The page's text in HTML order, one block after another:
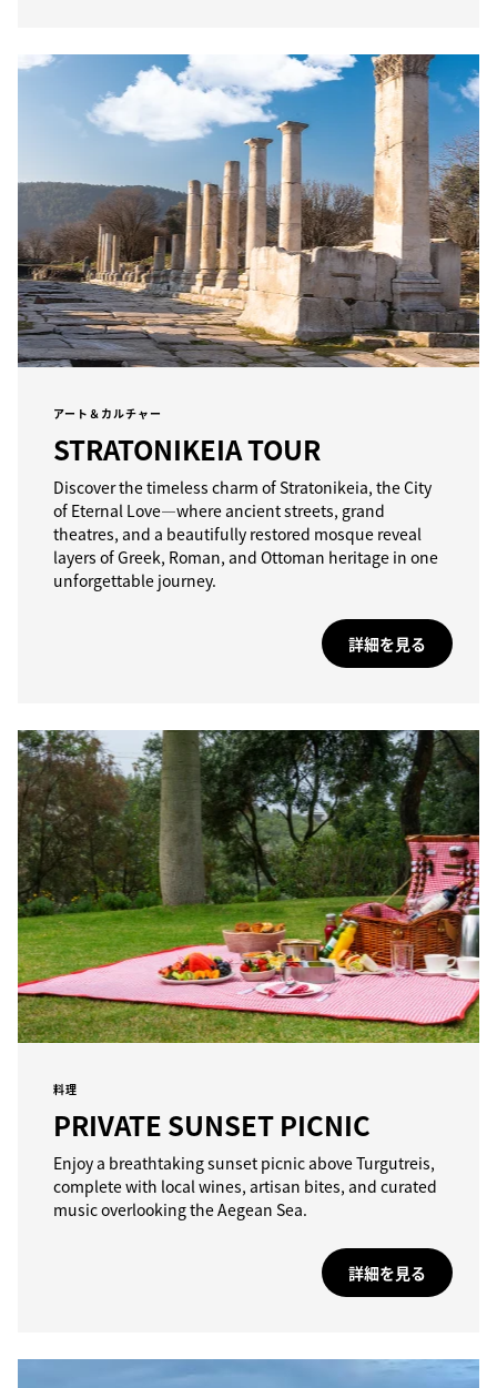
アート＆カルチャー
STRATONIKEIA TOUR
Discover the timeless charm of Stratonikeia, the City
of Eternal Love—where ancient streets, grand
theatres, and a beautifully restored mosque reveal
layers of Greek, Roman, and Ottoman heritage in one
unforgettable journey.
詳細を見る
料理
PRIVATE SUNSET PICNIC
Enjoy a breathtaking sunset picnic above Turgutreis,
complete with local wines, artisan bites, and curated
music overlooking the Aegean Sea.
詳細を見る